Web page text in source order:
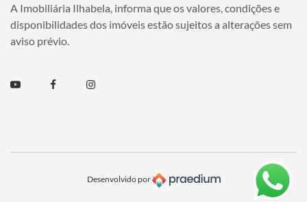
A Imobiliária Ilhabela, informa que os valores, condições e
disponibilidades dos imóveis estão sujeitos a alterações sem
aviso prévio.
Youtube FacebookInstagram
Desenvolvido por